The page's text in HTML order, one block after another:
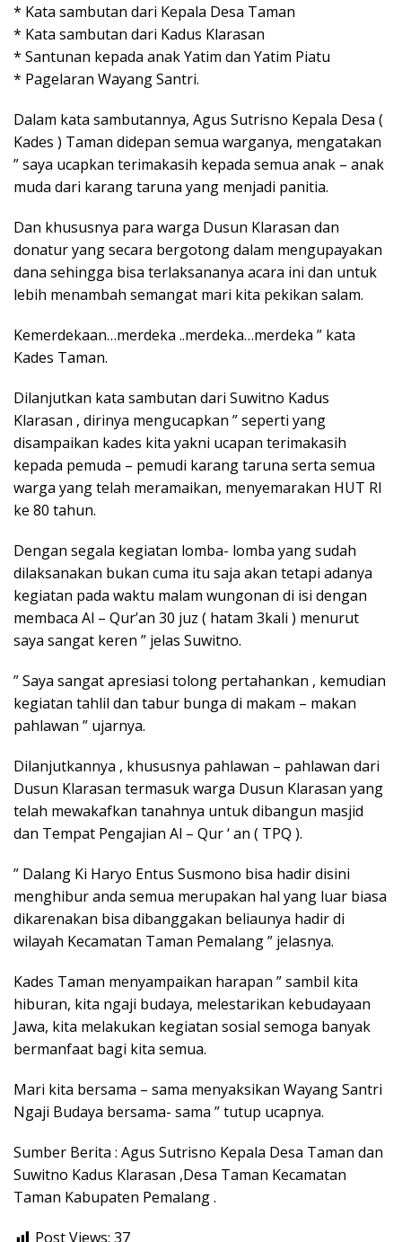
* Kata sambutan dari Kepala Desa Taman
* Kata sambutan dari Kadus Klarasan
* Santunan kepada anak Yatim dan Yatim Piatu
* Pagelaran Wayang Santri.
Dalam kata sambutannya, Agus Sutrisno Kepala Desa (
Kades ) Taman didepan semua warganya, mengatakan
” saya ucapkan terimakasih kepada semua anak – anak
muda dari karang taruna yang menjadi panitia.
Dan khususnya para warga Dusun Klarasan dan
donatur yang secara bergotong dalam mengupayakan
dana sehingga bisa terlaksananya acara ini dan untuk
lebih menambah semangat mari kita pekikan salam.
Kemerdekaan…merdeka ..merdeka…merdeka ” kata
Kades Taman.
Dilanjutkan kata sambutan dari Suwitno Kadus
Klarasan , dirinya mengucapkan ” seperti yang
disampaikan kades kita yakni ucapan terimakasih
kepada pemuda – pemudi karang taruna serta semua
warga yang telah meramaikan, menyemarakan HUT RI
ke 80 tahun.
Dengan segala kegiatan lomba- lomba yang sudah
dilaksanakan bukan cuma itu saja akan tetapi adanya
kegiatan pada waktu malam wungonan di isi dengan
membaca Al – Qur’an 30 juz ( hatam 3kali ) menurut
saya sangat keren ” jelas Suwitno.
” Saya sangat apresiasi tolong pertahankan , kemudian
kegiatan tahlil dan tabur bunga di makam – makan
pahlawan ” ujarnya.
Dilanjutkannya , khususnya pahlawan – pahlawan dari
Dusun Klarasan termasuk warga Dusun Klarasan yang
telah mewakafkan tanahnya untuk dibangun masjid
dan Tempat Pengajian Al – Qur ‘ an ( TPQ ).
” Dalang Ki Haryo Entus Susmono bisa hadir disini
menghibur anda semua merupakan hal yang luar biasa
dikarenakan bisa dibanggakan beliaunya hadir di
wilayah Kecamatan Taman Pemalang ” jelasnya.
Kades Taman menyampaikan harapan ” sambil kita
hiburan, kita ngaji budaya, melestarikan kebudayaan
Jawa, kita melakukan kegiatan sosial semoga banyak
bermanfaat bagi kita semua.
Mari kita bersama – sama menyaksikan Wayang Santri
Ngaji Budaya bersama- sama ” tutup ucapnya.
Sumber Berita : Agus Sutrisno Kepala Desa Taman dan
Suwitno Kadus Klarasan ,Desa Taman Kecamatan
Taman Kabupaten Pemalang .
Post Views: 37